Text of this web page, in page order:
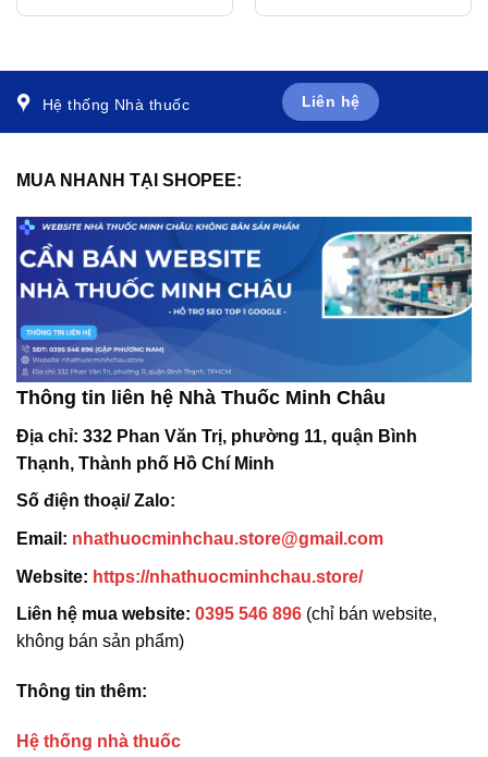
sung vitamin C, điều trị
thoái hóa cột sống cổ,
Hệ thống Nhà thuốc Liên hệ
MUA NHANH TẠI SHOPEE:
Thông tin liên hệ Nhà Thuốc Minh Châu
Địa chỉ: 332 Phan Văn Trị, phường 11, quận Bình
Thạnh, Thành phố Hồ Chí Minh
Số điện thoại/ Zalo:
Email: nhathuocminhchau.store@gmail.com
Website: https://nhathuocminhchau.store/
Liên hệ mua website: 0395 546 896 (chỉ bán website,
không bán sản phẩm)
Thông tin thêm:
Hệ thống nhà thuốc